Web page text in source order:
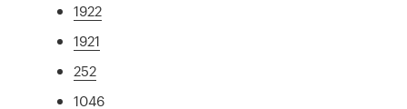
1922
1921
252
1046